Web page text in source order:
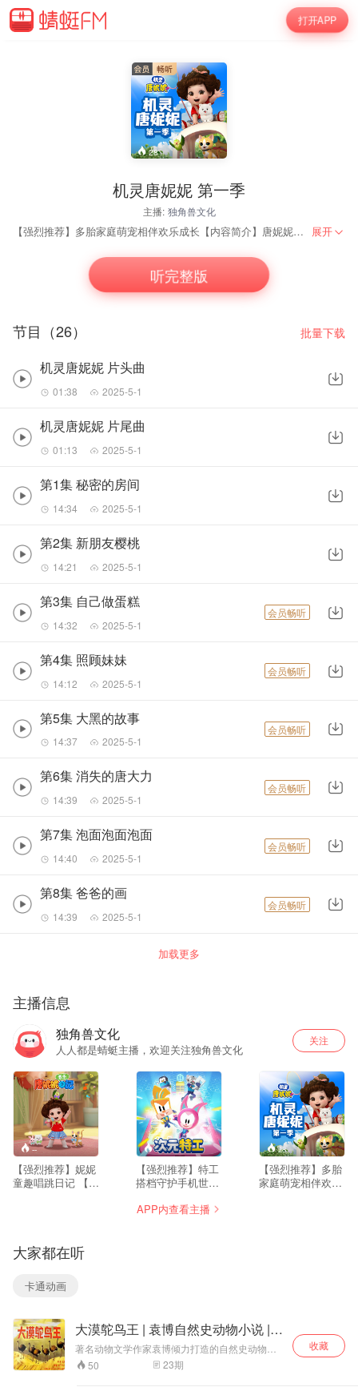
打开APP
28
机灵唐妮妮 第一季
主播: 独角兽文化
【强烈推荐】多胎家庭萌宠相伴欢乐成长【内容简介】唐妮妮是个活泼好动的女孩，她拥有与动物沟通的能力，时刻都精力过剩，也常常因此发生一些滑稽又意想不到的情况，妈妈常常因唐妮妮闯的祸感到头疼，但她也很喜欢这个可爱的女儿。本剧通过向观众传递这个家庭的欢乐日常让大家感受到普通家庭的温暖和珍贵，并通过动画片特有的幻想和夸张手法，讲述了一个让观众开怀大笑、感同身受的故事。 展开
听完整版
节目（26） 批量下载
机灵唐妮妮 片头曲
01:38 2025-5-1
机灵唐妮妮 片尾曲
01:13 2025-5-1
第1集 秘密的房间
14:34 2025-5-1
第2集 新朋友樱桃
14:21 2025-5-1
第3集 自己做蛋糕
14:32 2025-5-1
会员畅听
第4集 照顾妹妹
14:12 2025-5-1
会员畅听
第5集 大黑的故事
14:37 2025-5-1
会员畅听
第6集 消失的唐大力
14:39 2025-5-1
会员畅听
第7集 泡面泡面泡面
14:40 2025-5-1
会员畅听
第8集 爸爸的画
14:39 2025-5-1
会员畅听
加载更多
主播信息
独角兽文化
人人都是蜻蜓主播，欢迎关注独角兽文化
关注
--
【强烈推荐】妮妮
童趣唱跳日记 【内
日记！她有严肃管
教的妈妈、爱鼓励
的爸爸、淘气哥哥
和可爱妹妹，还因
有小狗、小猫、鹦
鹉三位秘密动物好
友。从幼儿园学青
蛙跳、认识水果，
到纠结”更爱爸爸还
--
【强烈推荐】特工
搭档守护手机世界
无休，全天候守护
世界是否正常。正
是这个有潘森队长
指挥的中心，让手
机上的所有应用程
28
【强烈推荐】多胎
家庭萌宠相伴欢乐
也很喜欢这个可爱
的女儿。本剧通过
向观众传递这个家
APP内查看主播
大家都在听
卡通动画
大漠鸵鸟王 | 袁博自然史动物小说 |
动物史诗
著名动物文学作家袁博倾力打造的自然史动物小
说系列书籍之一。作品从动物本身的特性出发，
深度描述和还原大自然动物在迁徙、生存和繁衍
50 23期
收藏